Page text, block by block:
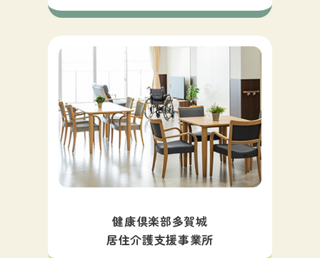
健康倶楽部多賀城
居住介護支援事業所